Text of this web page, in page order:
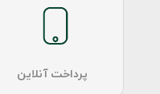
پرداخت آنلاین